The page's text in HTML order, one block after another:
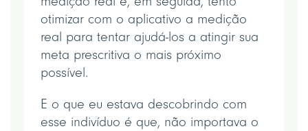
otimizar com o aplicativo a medição
real para tentar ajudá-los a atingir sua
meta prescritiva o mais próximo
possível.
E o que eu estava descobrindo com
esse indivíduo é que, não importava o